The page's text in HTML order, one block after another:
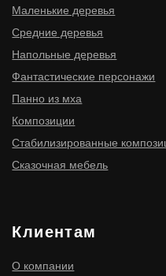
ОГРНИП 316910200114411
ИП Мищенко Игорь Станиславович